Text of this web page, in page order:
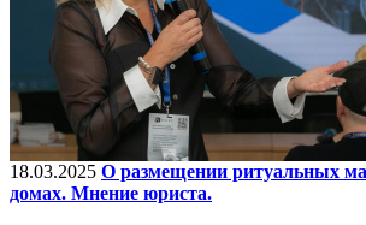
18.03.2025 О размещении ритуальных
домах. Мнение юриста.